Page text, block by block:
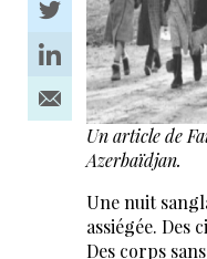
Un article de
Azerbaïdjan.
Une nuit
assiégée. Des
Des corps